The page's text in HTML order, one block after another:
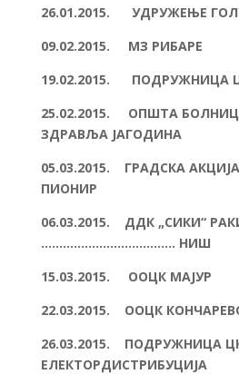
26.01.2015. УДРУЖЕЊЕ
09.02.2015. МЗ РИБАРЕ
19.02.2015. ПОДРУЖНИЦА
25.02.2015. ОПШТА
ЗДРАВЉА ЈАГОДИНА
05.03.2015. ГРАДСКА
ПИОНИР
06.03.2015. ДДК „СИКИ“
………………………………. НИШ
15.03.2015. ООЦК МАЈУР
22.03.2015. ООЦК
26.03.2015. ПОДРУЖНИЦА
ЕЛЕКТОРДИСТРИБУЦИЈА